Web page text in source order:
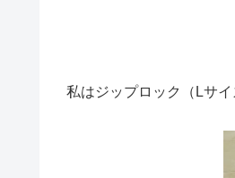
私はジップロック（Lサ